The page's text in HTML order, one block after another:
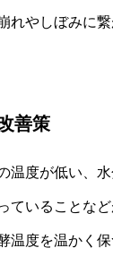
れやしぼみに
善策
温度が低い、
ていることな
温度を温かく